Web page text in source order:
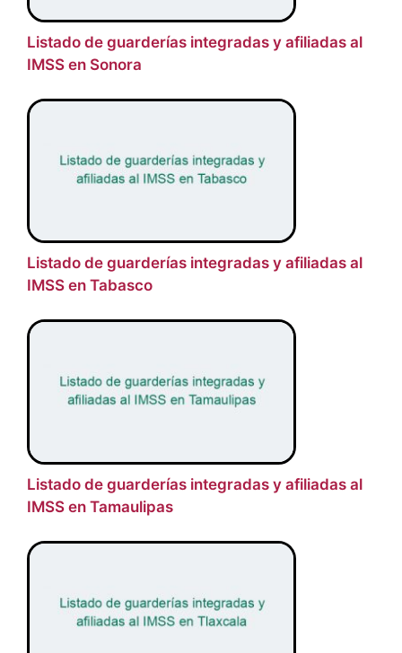
Listado de guarderías integradas y afiliadas al
IMSS en Sonora
Listado de guarderías integradas y afiliadas al
IMSS en Tabasco
Listado de guarderías integradas y afiliadas al
IMSS en Tamaulipas